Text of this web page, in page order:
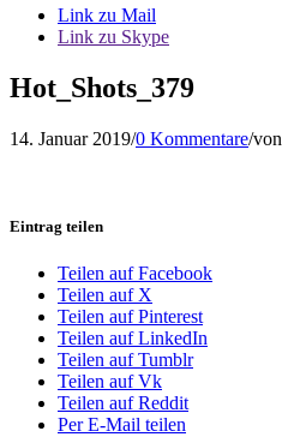
Link zu Mail
Link zu Skype
Hot_Shots_379
14. Januar 2019/0 Kommentare/von
Eintrag teilen
Teilen auf Facebook
Teilen auf X
Teilen auf Pinterest
Teilen auf LinkedIn
Teilen auf Tumblr
Teilen auf Vk
Teilen auf Reddit
Per E-Mail teilen